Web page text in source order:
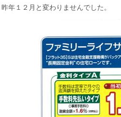
昨年１２月と変わりませんでした。